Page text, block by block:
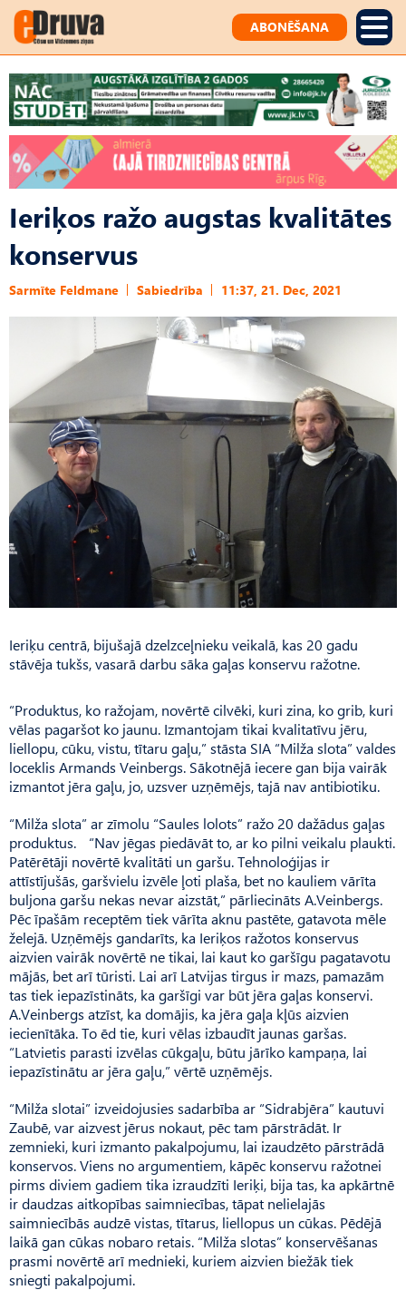
ABONĒŠANA
Ieriķos ražo augstas kvalitātes
konservus
Sarmīte Feldmane Sabiedrība 11:37, 21. Dec, 2021
Ieriķu centrā, bijušajā dzelzceļnieku veikalā, kas 20 gadu
stāvēja tukšs, vasarā darbu sāka gaļas konservu ražotne.
“Produktus, ko ražojam, novērtē cilvēki, kuri zina, ko grib, kuri
vēlas pagaršot ko jaunu. Izmantojam tikai kvalitatīvu jēru,
liellopu, cūku, vistu, tītaru gaļu,” stāsta SIA “Milža slota” valdes
loceklis Armands Veinbergs. Sākotnējā iecere gan bija vairāk
izmantot jēra gaļu, jo, uzsver uzņēmējs, tajā nav antibiotiku.
“Milža slota” ar zīmolu “Saules lolots” ražo 20 dažādus gaļas
produktus. “Nav jēgas piedāvāt to, ar ko pilni veikalu plaukti.
Patērētāji novērtē kvalitāti un garšu. Tehnoloģijas ir
attīstījušās, garšvielu izvēle ļoti plaša, bet no kauliem vārīta
buljona garšu nekas nevar aizstāt,” pārliecināts A.Veinbergs.
Pēc īpašām receptēm tiek vārīta aknu pas­tēte, gatavota mēle
želejā. Uz­ņēmējs gandarīts, ka Ieriķos ražotos konservus
aizvien vairāk novērtē ne tikai, lai kaut ko garšīgu pagatavotu
mājās, bet arī tūristi. Lai arī Latvijas tirgus ir mazs, pamazām
tas tiek iepazīstināts, ka garšīgi var būt jēra gaļas konservi.
A.Veinbergs atzīst, ka domājis, ka jēra gaļa kļūs aizvien
iecienītāka. To ēd tie, kuri vēlas izbaudīt jaunas garšas.
“Latvietis parasti izvēlas cūkgaļu, būtu jārīko kampaņa, lai
iepazīstinātu ar jēra gaļu,” vērtē uzņēmējs.
“Milža slotai” izveidojusies sadarbība ar “Sidrabjēra” kautuvi
Zaubē, var aizvest jērus nokaut, pēc tam pārstrādāt. Ir
zemnieki, kuri izmanto pakalpojumu, lai izaudzēto pārstrādā
konservos. Viens no argumentiem, kāpēc konservu ražotnei
pirms diviem gadiem tika izraudzīti Ieriķi, bija tas, ka apkārtnē
ir daudzas aitkopības saimniecības, tāpat nelielajās
saimniecībās audzē vistas, tītarus, liellopus un cūkas. Pēdējā
laikā gan cūkas nobaro retais. “Milža slotas” konservēšanas
prasmi novērtē arī mednieki, kuriem aizvien biežāk tiek
sniegti pakalpojumi.